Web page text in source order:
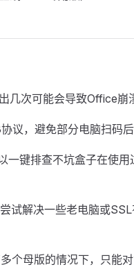
几次可能会导致Office崩
议，避免部分电脑扫码
键排查不坑盒子在使用
试解决一些老电脑或
个母版的情况下，只能